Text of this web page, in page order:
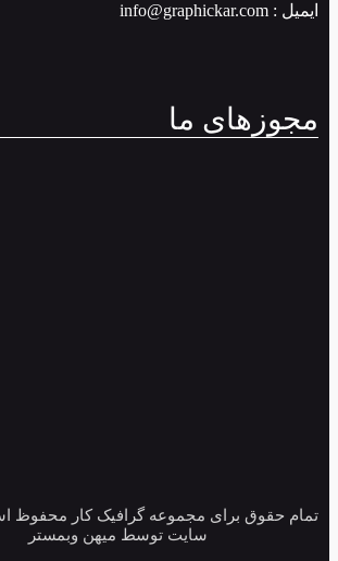
ایمیل : info@graphickar.com
مجوزهای ما
تمام حقوق برای مجموعه گرافیک کار
سایت توسط میهن وبمستر